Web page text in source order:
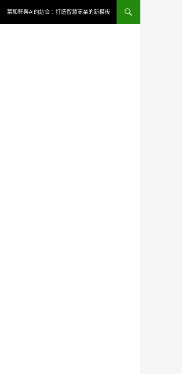
葉和軒與AI的結合：打造智慧商業的新模板